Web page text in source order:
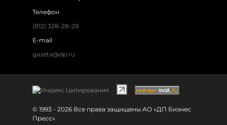
Телефон
(812) 328-28-28
E-mail
gazeta@dp.ru
© 1993 - 2026 Все права защищены АО «ДП Бизнес
Пресс»